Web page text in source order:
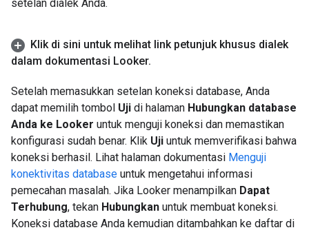
setelan dialek Anda.
Klik di sini untuk melihat link petunjuk khusus dialek
dalam dokumentasi Looker.
Setelah memasukkan setelan koneksi database, Anda
dapat memilih tombol Uji di halaman Hubungkan database
Anda ke Looker untuk menguji koneksi dan memastikan
konfigurasi sudah benar. Klik Uji untuk memverifikasi bahwa
koneksi berhasil. Lihat halaman dokumentasi Menguji
konektivitas database untuk mengetahui informasi
pemecahan masalah. Jika Looker menampilkan Dapat
Terhubung, tekan Hubungkan untuk membuat koneksi.
Koneksi database Anda kemudian ditambahkan ke daftar di